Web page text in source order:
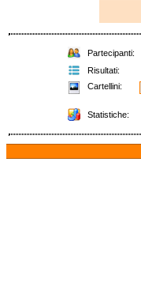
Partecipanti:
Risultati:
Cartellini:
Statistiche: